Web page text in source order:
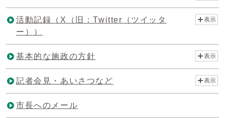
活動記録（X（旧：Twitter（ツイッタ
ー））
表示
基本的な施政の方針 表示
記者会見・あいさつなど 表示
市長へのメール